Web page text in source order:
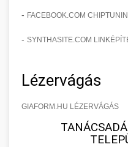
- FACEBOOK.COM
- SYNTHASITE.COM
Lézervágás
GIAFORM.HU LÉZERVÁGÁS